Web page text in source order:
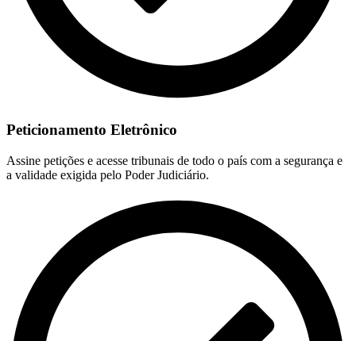
Peticionamento Eletrônico
Assine petições e acesse tribunais de todo o país com a segurança e
a validade exigida pelo Poder Judiciário.